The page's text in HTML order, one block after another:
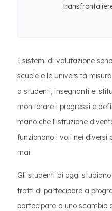
I sistemi di valutazione
scuole e le università
a studenti, insegnanti e
monitorare i progressi e
mano che l'istruzione
funzionano i voti nei diversi
mai.
Gli studenti di oggi
tratti di partecipare a
partecipare a uno scambio